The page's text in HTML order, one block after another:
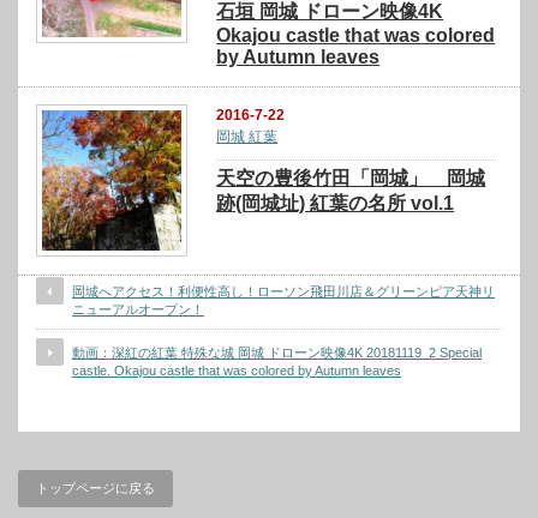
石垣 岡城 ドローン映像4K
Okajou castle that was colored
by Autumn leaves
2016-7-22
岡城 紅葉
天空の豊後竹田「岡城」 岡城
跡(岡城址) 紅葉の名所 vol.1
岡城へアクセス！利便性高し！ローソン飛田川店＆グリーンピア天神リ
ニューアルオープン！
動画：深紅の紅葉 特殊な城 岡城 ドローン映像4K 20181119_2 Special
castle. Okajou castle that was colored by Autumn leaves
トップページに戻る